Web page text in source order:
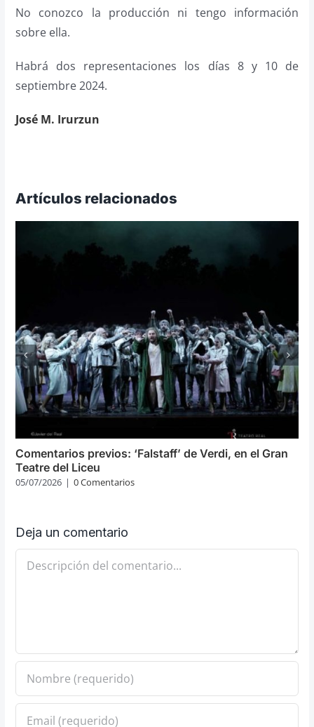
No conozco la producción ni tengo información
sobre ella.
Habrá dos representaciones los días 8 y 10 de
septiembre 2024.
José M. Irurzun
Artículos relacionados
Comentarios previos: ‘Falstaff’ de Verdi, en el Gran
Teatre del Liceu
05/07/2026 | 0 Comentarios
Deja un comentario
Comentario